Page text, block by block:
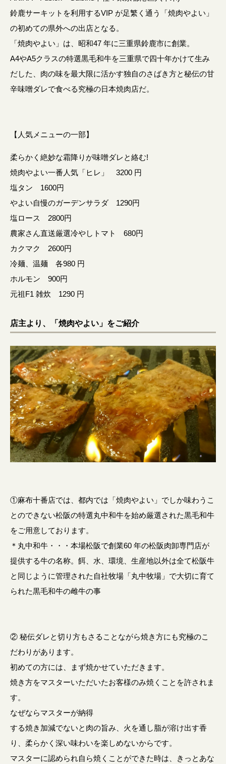
鈴鹿サーキットを利用するVIP が足繁く通う「焼肉やよい」
の初めての県外への出店となる。
「焼肉やよい」は、昭和47 年に三重県鈴鹿市に創業。
A4やA5クラスの特選黒毛和牛を三重県で四十年かけて生み
だした、肉の味を最大限に活かす独自のさばき方と秘伝の甘
辛味噌ダレで食べる究極の日本焼肉店だ。
【人気メニューの一部】
柔らかく絶妙な霜降りが味噌ダレと絡む!
焼肉やよい一番人気「ヒレ」 3200 円
塩タン 1600円
やよい自慢のガーデンサラダ 1290円
塩ロース 2800円
農家さん直送厳選冷やしトマト 680円
カクマク 2600円
冷麺、温麺 各980 円
ホルモン 900円
元祖F1 雑炊 1290 円
店主より、「焼肉やよい」をご紹介
①麻布十番店では、都内では「焼肉やよい」でしか味わうこ
とのできない松阪の特選丸中和牛を始め厳選された黒毛和牛
をご用意しております。
＊丸中和牛・・・本場松阪で創業60 年の松阪肉卸専門店が
提供する牛の名称。餌、水、環境、生産地以外は全て松阪牛
と同じように管理された自社牧場「丸中牧場」で大切に育て
られた黒毛和牛の雌牛の事
② 秘伝ダレと切り方もさることながら焼き方にも究極のこ
だわりがあります。
初めての方には、まず焼かせていただきます。
焼き方をマスターいただいたお客様のみ焼くことを許されま
す。
なぜならマスターが納得
する焼き加減でないと肉の旨み、火を通し脂が溶け出す香
り、柔らかく深い味わいを楽しめないからです。
マスターに認められ自ら焼くことができた時は、きっとあな